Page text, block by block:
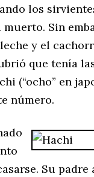
los
Sin
y el
que tenía
(“ocho” en
número.
Su